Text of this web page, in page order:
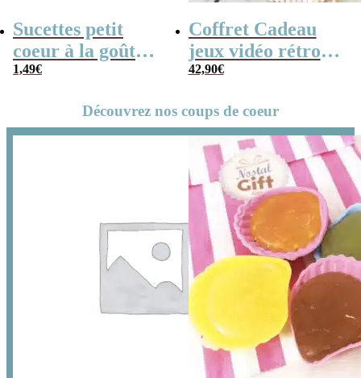
Sucettes petit
coeur à la goût
cerise x5
1,49€
Coffret Cadeau
jeux vidéo rétro
(avec sa console de
42,90€
Découvrez nos coups de coeur